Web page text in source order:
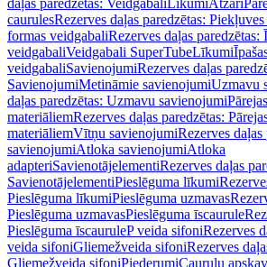
daļas paredzētas: Veidgabali LīkumiAtzari
caurulesRezerves daļas paredzētas:
formas veidgabaliRezerves daļas paredzētas:
veidgabaliVeidgabali SuperTubeLīkumi
veidgabaliSavienojumiRezerves daļas
SavienojumiMetināmie savienojumiUzmavu
daļas paredzētas: Uzmavu savienojumi
materiāliemRezerves daļas paredzētas:
materiāliemVītņu savienojumiRezerves
savienojumiAtloka savienojumiAtloka
adapteriSavienotājelementiRezerves daļas
SavienotājelementiPieslēguma līkumi
Pieslēguma līkumiPieslēguma uzmavas
Pieslēguma uzmavasPieslēguma īscaurule
Pieslēguma īscauruleP veida sifoniRezerves
veida sifoniGliemežveida sifoniRezerves
Gliemežveida sifoniPiederumiCauruļu